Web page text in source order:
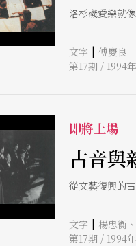
洛杉磯愛樂就
文字 | 傅慶良
第17期 / 1994
即將上場
古音與
從文藝復興的
文字 | 楊忠衡
第17期 / 1994